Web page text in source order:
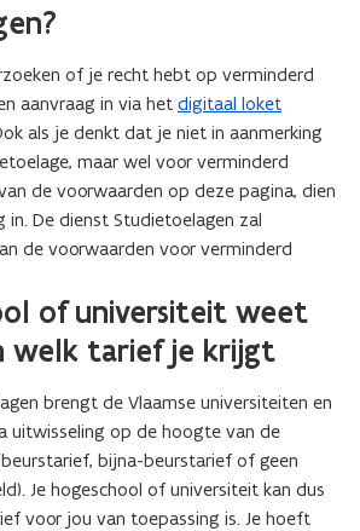
of je recht hebt op verminderd
aanvraag in via het digitaal loket
(
o
p
e
n
t
n
e
u
w
v
e
als je denkt dat je niet in aanmerking
maar wel voor verminderd
de voorwaarden op deze pagina, dien
in. De dienst Studietoelagen zal
de voorwaarden voor verminderd
of universiteit weet
welk tarief je krijgt
brengt de Vlaamse universiteiten en
uitwisseling op de hoogte van de
bijna-beurstarief of geen
Je hogeschool of universiteit kan dus
voor jou van toepassing is. Je hoeft